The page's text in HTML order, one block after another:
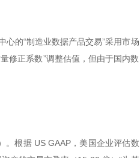
的“制造业数据产品交易”采用市场
修正系数”调整估值，但由于国内数
。根据 US GAAP，美国企业评估数